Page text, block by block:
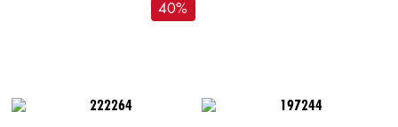
40%